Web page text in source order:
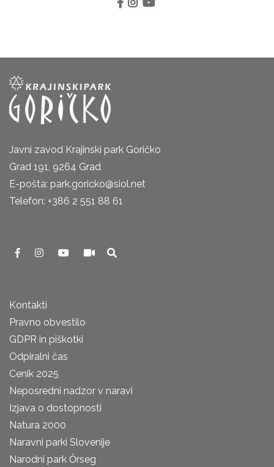
Javni zavod Krajinski park Goričko
Grad 191, 9264 Grad
E-pošta: park.goricko@siol.net
Telefon: +386 2 551 88 61
Kontakti
Pravno obvestilo
GDPR in piškotki
Odpiralni čas
Cenik 2025
Neposredni nadzor v naravi
Izjava o dostopnosti
Natura 2000
Naravni parki Slovenije
Narodni park Őrseg